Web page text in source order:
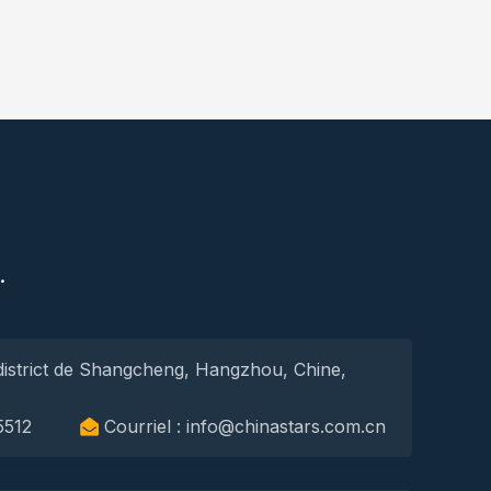
de Shangcheng, Hangzhou, Chine,
Courriel : info@chinastars.com.cn